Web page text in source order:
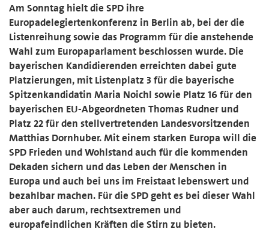
Am Sonntag hielt die SPD ihre
Europadelegiertenkonferenz in Berlin ab, bei der die
Listenreihung sowie das Programm für die anstehende
Wahl zum Europaparlament beschlossen wurde. Die
bayerischen Kandidierenden erreichten dabei gute
Platzierungen, mit Listenplatz 3 für die bayerische
Spitzenkandidatin Maria Noichl sowie Platz 16 für den
bayerischen EU-Abgeordneten Thomas Rudner und
Platz 22 für den stellvertretenden Landesvorsitzenden
Matthias Dornhuber. Mit einem starken Europa will die
SPD Frieden und Wohlstand auch für die kommenden
Dekaden sichern und das Leben der Menschen in
Europa und auch bei uns im Freistaat lebenswert und
bezahlbar machen. Für die SPD geht es bei dieser Wahl
aber auch darum, rechtsextremen und
europafeindlichen Kräften die Stirn zu bieten.